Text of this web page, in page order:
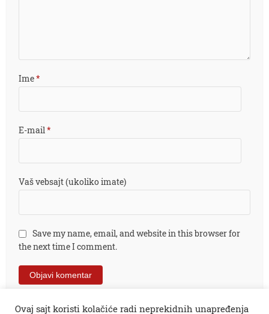
Ime*
E-mail*
Vaš vebsajt (ukoliko imate)
Save my name, email, and website in this browser for
the next time I comment.
Ovaj sajt koristi kolačiće radi neprekidnih unapređenja